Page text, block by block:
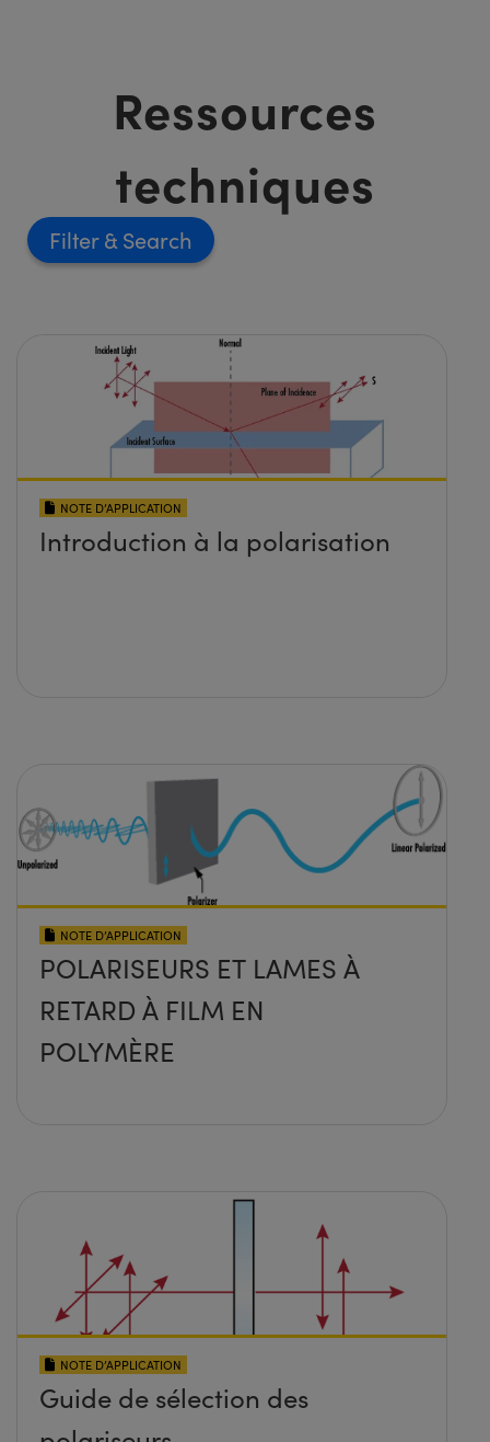
Ressources
techniques
Filter
NOTE D’APPLICATION
Introduction à la polarisation
NOTE D’APPLICATION
POLARISEURS ET LAMES À
RETARD À FILM EN
POLYMÈRE
NOTE D’APPLICATION
Guide de sélection des